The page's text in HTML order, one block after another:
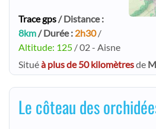
Trace gps/ Distance :
8km/ Durée : 2h30/
Altitude: 125 / 02 - Aisne
Situéà plus de 50 kilomètresde
Le côteau des